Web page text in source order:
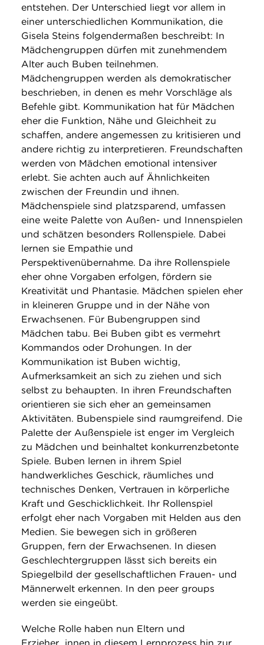
entstehen. Der Unterschied liegt vor allem in
einer unterschiedlichen Kommunikation, die
Gisela Steins folgendermaßen beschreibt: In
Mädchengruppen dürfen mit zunehmendem
Alter auch Buben teilnehmen.
Mädchengruppen werden als demokratischer
beschrieben, in denen es mehr Vorschläge als
Befehle gibt. Kommunikation hat für Mädchen
eher die Funktion, Nähe und Gleichheit zu
schaffen, andere angemessen zu kritisieren und
andere richtig zu interpretieren. Freundschaften
werden von Mädchen emotional intensiver
erlebt. Sie achten auch auf Ähnlichkeiten
zwischen der Freundin und ihnen.
Mädchenspiele sind platzsparend, umfassen
eine weite Palette von Außen- und Innenspielen
und schätzen besonders Rollenspiele. Dabei
lernen sie Empathie und
Perspektivenübernahme. Da ihre Rollenspiele
eher ohne Vorgaben erfolgen, fördern sie
Kreativität und Phantasie. Mädchen spielen eher
in kleineren Gruppe und in der Nähe von
Erwachsenen. Für Bubengruppen sind
Mädchen tabu. Bei Buben gibt es vermehrt
Kommandos oder Drohungen. In der
Kommunikation ist Buben wichtig,
Aufmerksamkeit an sich zu ziehen und sich
selbst zu behaupten. In ihren Freundschaften
orientieren sie sich eher an gemeinsamen
Aktivitäten. Bubenspiele sind raumgreifend. Die
Palette der Außenspiele ist enger im Vergleich
zu Mädchen und beinhaltet konkurrenzbetonte
Spiele. Buben lernen in ihrem Spiel
handwerkliches Geschick, räumliches und
technisches Denken, Vertrauen in körperliche
Kraft und Geschicklichkeit. Ihr Rollenspiel
erfolgt eher nach Vorgaben mit Helden aus den
Medien. Sie bewegen sich in größeren
Gruppen, fern der Erwachsenen. In diesen
Geschlechtergruppen lässt sich bereits ein
Spiegelbild der gesellschaftlichen Frauen- und
Männerwelt erkennen. In den peer groups
werden sie eingeübt.
Welche Rolle haben nun Eltern und